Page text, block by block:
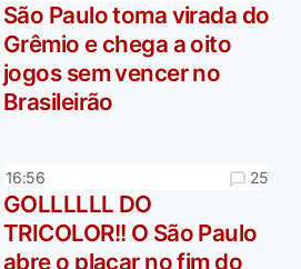
São Paulo toma virada do
Grêmio e chega a oito
jogos sem vencer no
Brasileirão
16:56 25
GOLLLLLL DO
TRICOLOR!! O São Paulo
abre o placar no fim do